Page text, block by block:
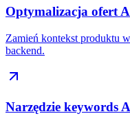
Optymalizacja ofert
Zamień kontekst produktu
backend.
Narzędzie keywords